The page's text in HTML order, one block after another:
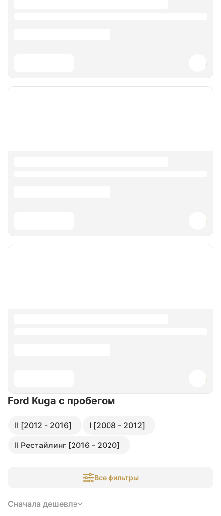
Ford Kuga с пробегом
II [2012 - 2016]
I [2008 - 2012]
II Рестайлинг [2016 - 2020]
Все фильтры
Сначала дешевле